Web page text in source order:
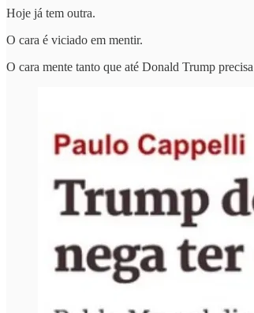
Hoje já tem outra.
O cara é viciado em mentir.
O cara mente tanto que até Donald Trump